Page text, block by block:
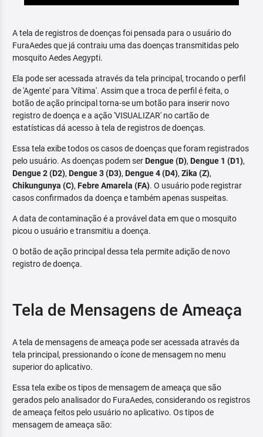
A tela de registros de doenças foi pensada para o usuário do
FuraAedes que já contraiu uma das doenças transmitidas pelo
mosquito Aedes Aegypti.
Ela pode ser acessada através da tela principal, trocando o perfil
de 'Agente' para 'Vítima'. Assim que a troca de perfil é feita, o
botão de ação principal torna-se um botão para inserir novo
registro de doença e a ação 'VISUALIZAR' no cartão de
estatísticas dá acesso à tela de registros de doenças.
Essa tela exibe todos os casos de doenças que foram registrados
pelo usuário. As doenças podem serDengue (D), Dengue 1 (D1),
Dengue 2 (D2), Dengue 3 (D3), Dengue 4 (D4), Zika (Z),
Chikungunya (C), Febre Amarela (FA). O usuário pode registrar
casos confirmados da doença e também apenas suspeitas.
A data de contaminação é a provável data em que o mosquito
picou o usuário e transmitiu a doença.
O botão de ação principal dessa tela permite adição de novo
registro de doença.
Tela de Mensagens de Ameaça
A tela de mensagens de ameaça pode ser acessada através da
tela principal, pressionando o ícone de mensagem no menu
superior do aplicativo.
Essa tela exibe os tipos de mensagem de ameaça que são
gerados pelo analisador do FuraAedes, considerando os registros
de ameaça feitos pelo usuário no aplicativo. Os tipos de
mensagem de ameaça são: